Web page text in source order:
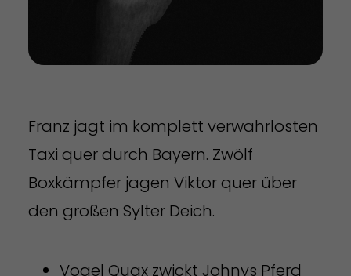
Franz jagt im komplett verwahrlosten
Taxi quer durch Bayern. Zwölf
Boxkämpfer jagen Viktor quer über
den großen Sylter Deich.
Vogel Quax zwickt Johnys Pferd